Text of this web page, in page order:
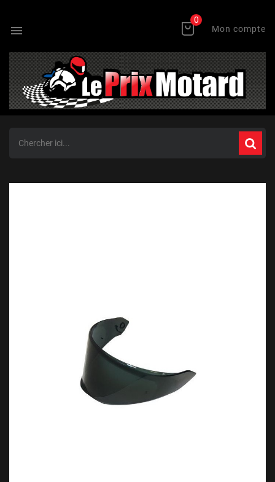
 Mon compte
0